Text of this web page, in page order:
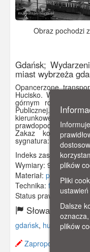
Obraz pochodzi z
Gdańsk;
miast wybrzeża
Opancerzone
Hucisko. Wzdłuż
górnym rogu
Publicznej. W lewym
kierunkowe
prawdopodobnie z
Zakaz kopiowania,
sygnatura: IPNGd-12-
Indeks zasobu:IPN
Wymiary: 94 x 65 mm
Materiał: papier
Technika: fotografia
Status prawny:Użycie
Słowa kluczowe:
gdańsk, hucisko,
Zaproponuj zmianę
plików
Pliki
Dalsze
plików